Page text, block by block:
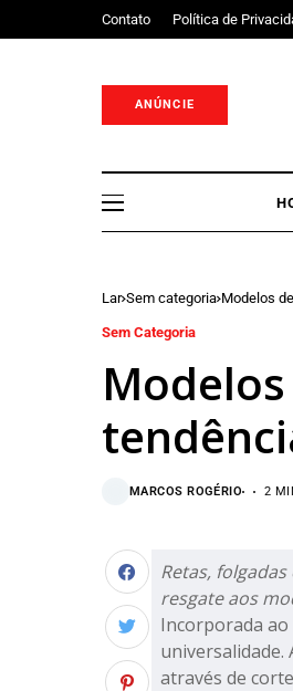
Contato Política de
ANÚNCIE
Lar Sem categoria Modelos
Sem Categoria
MARCOS ROGÉRIO 2
Retas,
resgate aos
Incorporada ao
universalidade.
através de